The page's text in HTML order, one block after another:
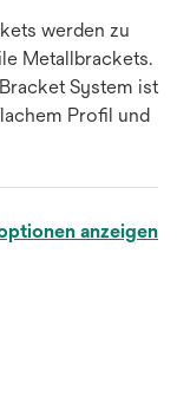
werden zu
Metallbrackets.
System ist
Profil und
anzeigen